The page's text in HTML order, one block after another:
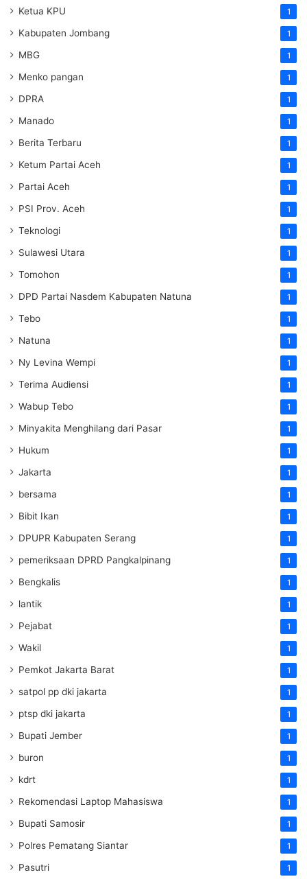
Ketua KPU 1
Kabupaten Jombang 1
MBG 1
Menko pangan 1
DPRA 1
Manado 1
Berita Terbaru 1
Ketum Partai Aceh 1
Partai Aceh 1
PSI Prov. Aceh 1
Teknologi 1
Sulawesi Utara 1
Tomohon 1
DPD Partai Nasdem Kabupaten Natuna 1
Tebo 1
Natuna 1
Ny Levina Wempi 1
Terima Audiensi 1
Wabup Tebo 1
Minyakita Menghilang dari Pasar 1
Hukum 1
Jakarta 1
bersama 1
Bibit Ikan 1
DPUPR Kabupaten Serang 1
pemeriksaan DPRD Pangkalpinang 1
Bengkalis 1
lantik 1
Pejabat 1
Wakil 1
Pemkot Jakarta Barat 1
satpol pp dki jakarta 1
ptsp dki jakarta 1
Bupati Jember 1
buron 1
kdrt 1
Rekomendasi Laptop Mahasiswa 1
Bupati Samosir 1
Polres Pematang Siantar 1
Pasutri 1